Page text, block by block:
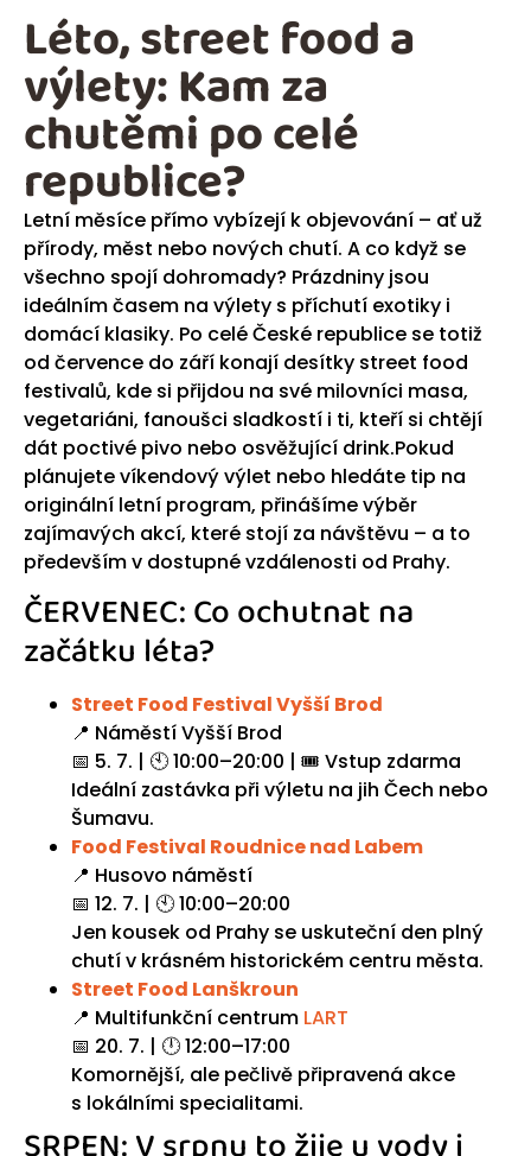
Letní měsíce přímo vybízejí k objevování – ať už
přírody, měst nebo nových chutí. A co když se
všechno spojí dohromady? Prázdniny jsou
ideálním časem na výlety s příchutí exotiky i
domácí klasiky. Po celé České republice se totiž
od července do září konají desítky street food
festivalů, kde si přijdou na své milovníci masa,
vegetariáni, fanoušci sladkostí i ti, kteří si chtějí
dát poctivé pivo nebo osvěžující drink.Pokud
plánujete víkendový výlet nebo hledáte tip na
originální letní program, přinášíme výběr
zajímavých akcí, které stojí za návštěvu – a to
především v dostupné vzdálenosti od Prahy.
ČERVENEC: Co ochutnat na
začátku léta?
Street Food Festival Vyšší Brod
📍 Náměstí Vyšší Brod
📅 5. 7. | 🕙 10:00–20:00 | 🎟️ Vstup zdarma
Ideální zastávka při výletu na jih Čech nebo
Šumavu.
Food Festival Roudnice nad Labem
📍 Husovo náměstí
📅 12. 7. | 🕙 10:00–20:00
Jen kousek od Prahy se uskuteční den plný
chutí v krásném historickém centru města.
Street Food Lanškroun
📍 Multifunkční centrum LART
📅 20. 7. | 🕛 12:00–17:00
Komornější, ale pečlivě připravená akce
s lokálními specialitami.
Léto, street food a
výlety: Kam za
chutěmi po celé
republice?